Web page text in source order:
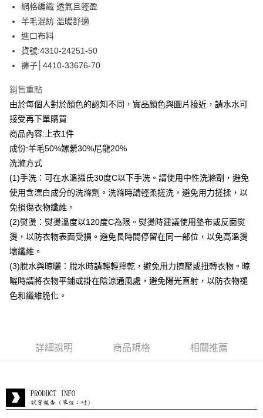
上海商業儲蓄銀行
國泰世華商業銀行
臺灣中小企業銀行
匯豐（台灣）商業銀行
聯邦商業銀行
元大商業銀行
台新國際商業銀行
台灣樂天信用卡公司
Apple Pay
街口支付
悠遊付
全盈+PAY
ATM付款
貨到付款
運送方式
付款後全家取貨
每筆NT$80，滿NT$399(含以上)免運費
付款後7-11取貨
每筆NT$80，滿NT$888(含以上)免運費
宅配到府
每筆NT$80，滿NT$888(含以上)免運費
貨到付款
每筆NT$80，滿NT$888(含以上)免運費
網格編織 透氣且輕盈
羊毛混紡 溫暖舒適
進口布料
貨號:4310-24251-50
褲子│4410-33676-70
銷售重點
由於每個人對於顏色的認知不同，實品顏色與圖片接近，請水水可
接受再下單購買
商品內容:上衣1件
成份:羊毛50%嫘縈30%尼龍20%
洗滌方式
(1)手洗：可在水溫攝氏30度C以下手洗。請使用中性洗滌劑，避免
使用含漂白成分的洗滌劑。洗滌時請輕柔搓洗，避免用力搓揉，以
免損傷衣物纖維。
(2)熨燙：熨燙溫度以120度C為限。熨燙時建議使用墊布或反面熨
燙，以防衣物表面受損。避免長時間停留在同一部位，以免高溫燙
壞纖維。
(3)脫水與晾曬：脫水時請輕輕擰乾，避免用力擠壓或扭轉衣物。晾
曬時請將衣物平鋪或掛在陰涼通風處，避免陽光直射，以防衣物褪
色和纖維脆化。
詳細說明 商品規格 相關推薦